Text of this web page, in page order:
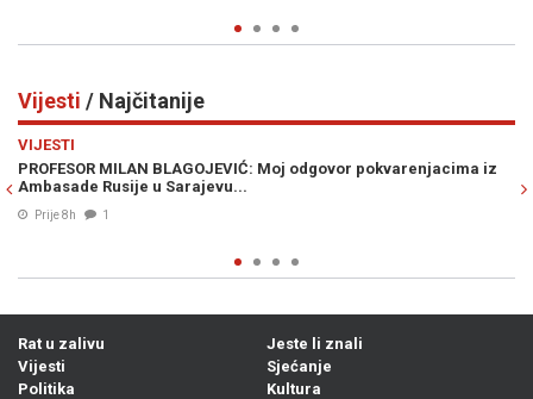
Vijesti / Najčitanije
BLAGOJEVIĆ: Moj odgovor pokvarenjacima iz
u Sarajevu...
ŠOK NA GRANICI:
kazna od
Rat u zalivu
Vijesti
Politika
Jeste li znali
Sjećanje
Kultura